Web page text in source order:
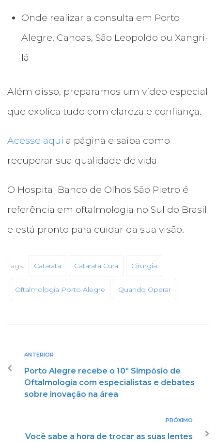
Onde realizar a consulta em Porto
Alegre, Canoas, São Leopoldo ou Xangri-
lá
Além disso, preparamos um vídeo especial
que explica tudo com clareza e confiança.
Acesse aqui a página e saiba como
recuperar sua qualidade de vida
O Hospital Banco de Olhos São Pietro é
referência em oftalmologia no Sul do Brasil
e está pronto para cuidar da sua visão.
Tags: Catarata Catarata Cura Cirurgia
Oftalmologia Porto Alegre Quando Operar
ANTERIOR
Porto Alegre recebe o 10º Simpósio de
Oftalmologia com especialistas e debates
sobre inovação na área
PRÓXIMO
Você sabe a hora de trocar as suas lentes